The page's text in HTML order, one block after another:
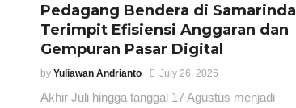
‎Pedagang Bendera di Samarinda
Terimpit Efisiensi Anggaran dan
Gempuran Pasar Digital
byYuliawan Andrianto July 26, 2026
Akhir Juli hingga tanggal 17 Agustus menjadi